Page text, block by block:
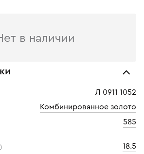
в наличии
Л 0911 1052
Комбинированное золото
585
18.5